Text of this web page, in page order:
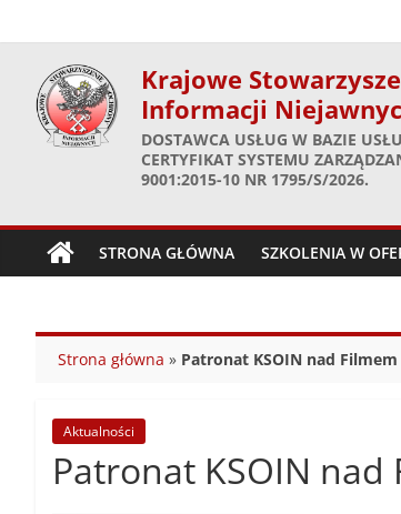
to
content
Krajowe
Informacji
DOSTAWCA USŁUG W BAZIE
CERTYFIKAT SYSTEMU
9001:2015-10 NR 1795/S/2026.
STRONA GŁÓWNA SZKOLENIA W
Strona główna » Patronat KSOIN nad
Aktualności
Patronat KSOIN